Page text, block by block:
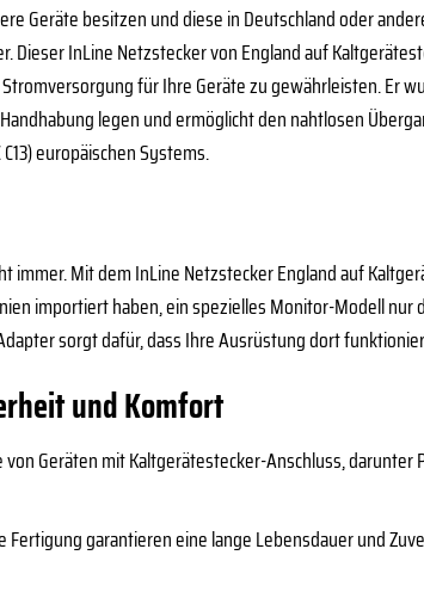
Geräte besitzen und diese in Deutschland oder
InLine Netzstecker von England auf
für Ihre Geräte zu gewährleisten. Er
legen und ermöglicht den nahtlosen
europäischen Systems.
immer. Mit dem InLine Netzstecker England auf
importiert haben, ein spezielles Monitor-Modell nur
sorgt dafür, dass Ihre Ausrüstung dort
und Komfort
Geräten mit Kaltgerätestecker-Anschluss, darunter
garantieren eine lange Lebensdauer und